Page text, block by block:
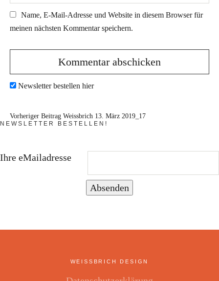
Name, E-Mail-Adresse und Website in diesem Browser für
meinen nächsten Kommentar speichern.
Newsletter bestellen hier
Vorheriger Beitrag Weissbrich 13. März 2019_17
NEWSLETTER BESTELLEN!
Ihre eMailadresse
Absenden
WEISSBRICH DESIGN